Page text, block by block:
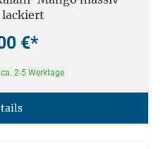
€*
2-5 Werktage